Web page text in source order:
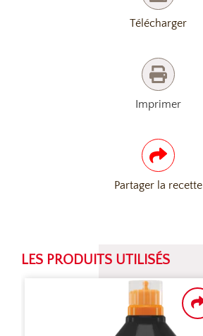
Télécharger
Imprimer
Partager la recette
LES PRODUITS UTILISÉS